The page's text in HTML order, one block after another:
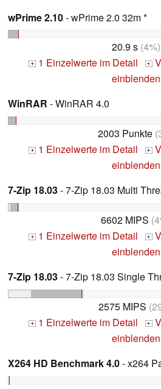
wPrime 2.10- wPrime 2.0 32m *
20.9 s (4%)
+ 1 Einzelwerte im Detail +
einblenden
WinRAR - WinRAR 4.0
2003 Punkte
+ 1 Einzelwerte im Detail +
einblenden
7-Zip 18.03- 7-Zip 18.03 Multi
6602 MIPS
+ 1 Einzelwerte im Detail +
einblenden
7-Zip 18.03- 7-Zip 18.03 Single
2575 MIPS
+ 1 Einzelwerte im Detail +
einblenden
X264 HD Benchmark 4.0- x264